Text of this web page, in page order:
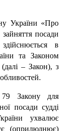
України «Про
посади
в
та Законом
(далі – Закон), з
79 Закону для
посади судді
ухвалює
(оприлюднює)